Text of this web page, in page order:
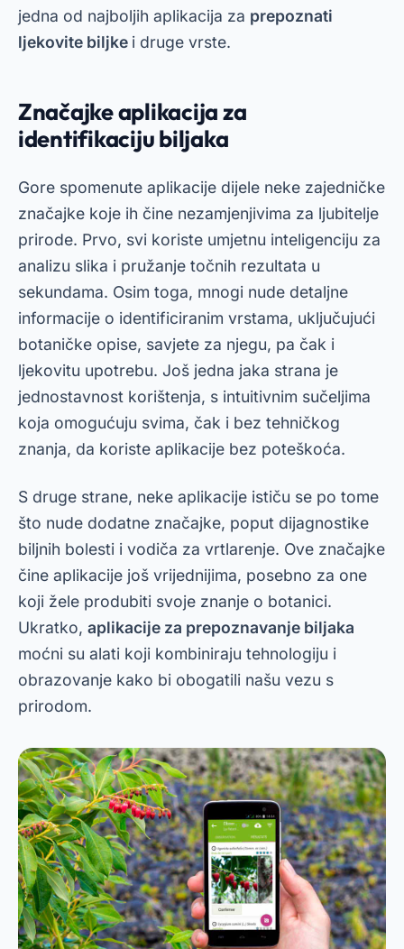
jedna od najboljih aplikacija za prepoznati
ljekovite biljke i druge vrste.
Značajke aplikacija za
identifikaciju biljaka
Gore spomenute aplikacije dijele neke zajedničke
značajke koje ih čine nezamjenjivima za ljubitelje
prirode. Prvo, svi koriste umjetnu inteligenciju za
analizu slika i pružanje točnih rezultata u
sekundama. Osim toga, mnogi nude detaljne
informacije o identificiranim vrstama, uključujući
botaničke opise, savjete za njegu, pa čak i
ljekovitu upotrebu. Još jedna jaka strana je
jednostavnost korištenja, s intuitivnim sučeljima
koja omogućuju svima, čak i bez tehničkog
znanja, da koriste aplikacije bez poteškoća.
S druge strane, neke aplikacije ističu se po tome
što nude dodatne značajke, poput dijagnostike
biljnih bolesti i vodiča za vrtlarenje. Ove značajke
čine aplikacije još vrijednijima, posebno za one
koji žele produbiti svoje znanje o botanici.
Ukratko, aplikacije za prepoznavanje biljaka
moćni su alati koji kombiniraju tehnologiju i
obrazovanje kako bi obogatili našu vezu s
prirodom.